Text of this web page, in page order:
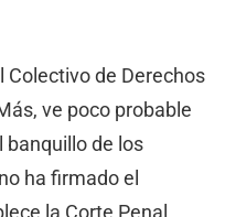
Colectivo de Derechos
ve poco probable
banquillo de los
ha firmado el
la Corte Penal